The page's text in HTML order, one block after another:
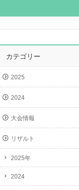
カテゴリー
2025
2024
大会情報
リザルト
2025年
2024